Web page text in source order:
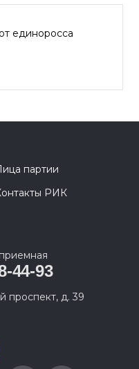
единоросса
партии
РИК
44-93
проспект, д. 39